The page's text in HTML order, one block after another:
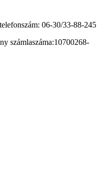
telefonszám: 06-30/33-88-245
számlaszáma:10700268-